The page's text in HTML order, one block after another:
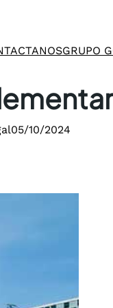
GRUPO
05/10/2024